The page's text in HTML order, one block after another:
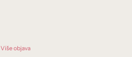
Više objava